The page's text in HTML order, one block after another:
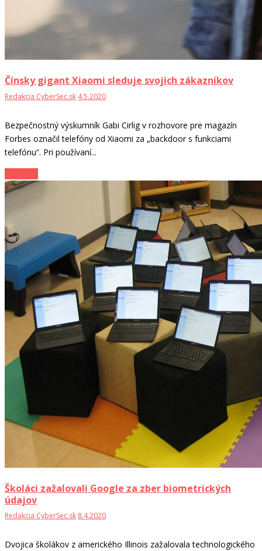
Čínsky gigant Xiaomi sleduje svojich zákazníkov
Redakcia CyberSec.sk 4.5.2020
Bezpečnostný výskumník Gabi Cirlig v rozhovore pre magazín
Forbes označil telefóny od Xiaomi za „backdoor s funkciami
telefónu“. Pri používaní...
Školáci zažalovali Google za zber biometrických
údajov
Redakcia CyberSec.sk 8.4.2020
Dvojica školákov z amerického Illinois zažalovala technologického